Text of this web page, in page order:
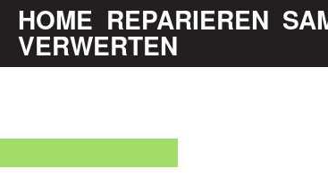
HOME REPARIEREN
VERWERTEN